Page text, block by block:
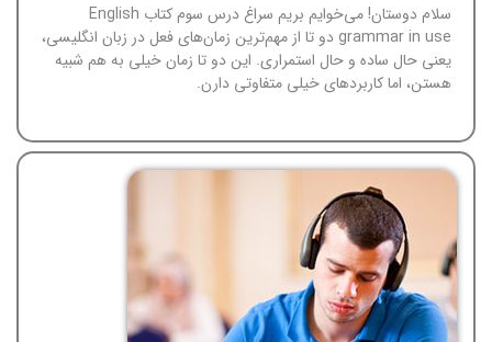
سلام دوستان! می‌خوایم بریم سراغ درس سوم کتاب English
grammar in use دو تا از مهم‌ترین زمان‌های فعل در زبان انگلیسی،
یعنی حال ساده و حال استمراری. این دو تا زمان خیلی به هم شبیه
هستن، اما کاربردهای خیلی متفاوتی دارن.